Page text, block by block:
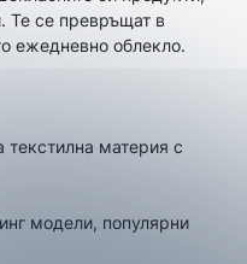
Те се превръщат в
ежедневно облекло.
текстилна материя с
модели, популярни